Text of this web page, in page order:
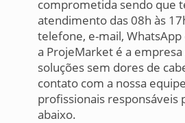
comprometida sendo que
atendimento das 08h às
telefone, e-mail, WhatsApp
a ProjeMarket é a
soluções sem dores de
contato com a nossa
profissionais responsáveis
abaixo.